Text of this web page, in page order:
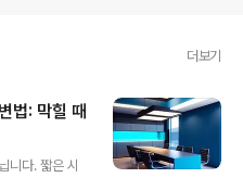
더보기
법: 막힐 때
니다. 짧은 시